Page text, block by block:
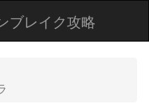
ブレイク攻略